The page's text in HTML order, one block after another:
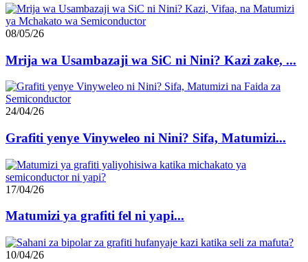
08/05/26
Mrija wa Usambazaji wa SiC ni Nini? Kazi zake, ...
24/04/26
Grafiti yenye Vinyweleo ni Nini? Sifa, Matumizi...
17/04/26
Matumizi ya grafiti fel ni yapi...
10/04/26